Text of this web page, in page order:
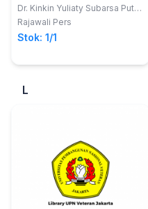
Dr. Kinkin Yuliaty Subarsa Putri,
M.Si., CICS., CPR.; Dr. Elisabeth
Nugraheni P, M.Si., CICS; Dr.
Saparuddin MukHTAR, M.Si
Rajawali Pers
Stok: 1/1
L